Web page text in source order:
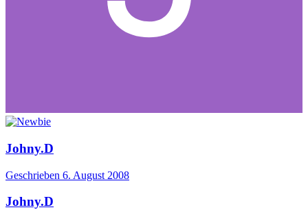
Johny.D
Geschrieben 6. August 2008
Johny.D